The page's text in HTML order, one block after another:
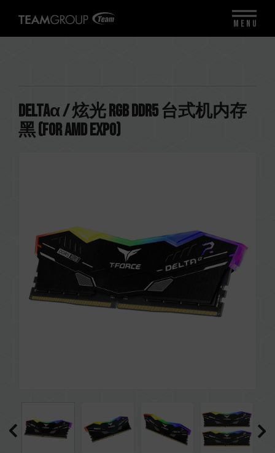
DELTAα / 炫光 RGB DDR5 台式机内存
黑 (FOR AMD EXPO)
MENU